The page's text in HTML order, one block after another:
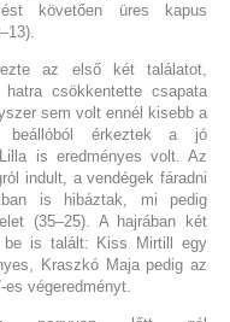
követően üres kapus
az első két találatot,
csökkentette csapata
sem volt ennél kisebb a
beállóból érkeztek a jó
is eredményes volt. Az
indult, a vendégek fáradni
is hibáztak, mi pedig
(35–25). A hajrában két
be is talált: Kiss Mirtill egy
Kraszkó Maja pedig az
es végeredményt.